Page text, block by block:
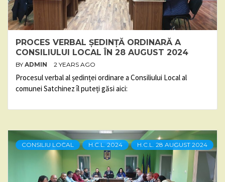
PROCES VERBAL ȘEDINȚĂ ORDINARĂ A
CONSILIULUI LOCAL ÎN 28 AUGUST 2024
BY ADMIN 2 YEARS AGO
Procesul verbal al ședinței ordinare a Consiliului Local al
comunei Satchinez îl puteți găsi aici:
CONSILIU LOCAL H.C.L. 2024 H.C.L. 28 AUGUST 2024